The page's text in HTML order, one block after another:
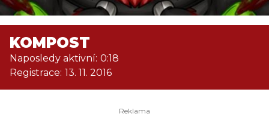
KOMPOST
Naposledy aktivní: 0:18
Registrace: 13. 11. 2016